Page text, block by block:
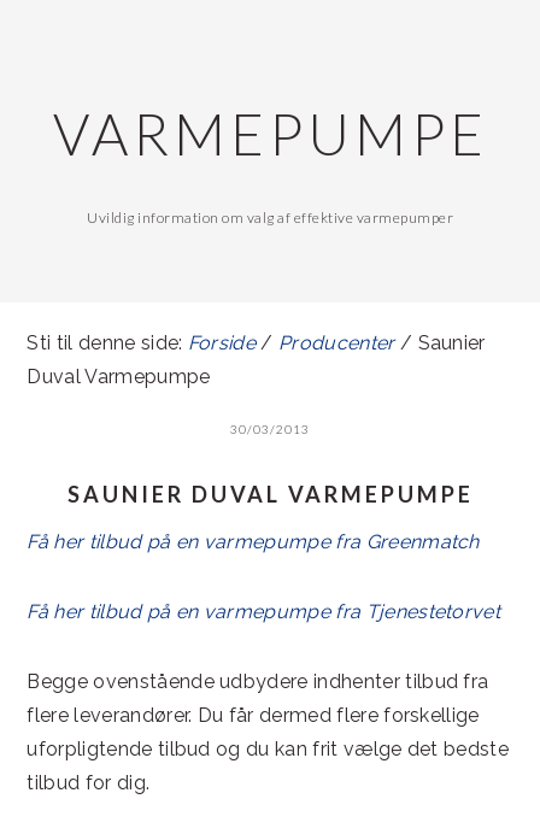
primær
navigationVARMEPUMPE
Uvildig information om valg af effektive varmepumper
Sti til denne side: Forside/ Producenter/ Saunier
Duval Varmepumpe
30/03/2013
SAUNIER DUVAL VARMEPUMPE
Få her tilbud på en varmepumpe fra Greenmatch
Få her tilbud på en varmepumpe fra Tjenestetorvet
Begge ovenstående udbydere indhenter tilbud fra
flere leverandører. Du får dermed flere forskellige
uforpligtende tilbud og du kan frit vælge det bedste
tilbud for dig.